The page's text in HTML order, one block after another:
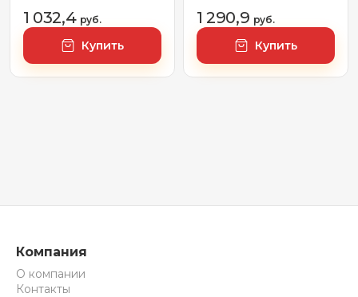
1 032,4 руб.
Купить
1 290,9 руб.
Купить
Компания
О компании
Контакты